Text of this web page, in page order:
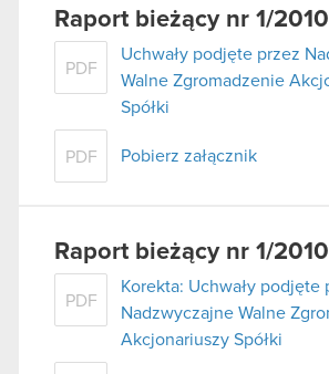
Raport bieżący nr 1/2010
PDF
Uchwały podjęte przez
Walne Zgromadzenie
Spółki
PDF Pobierz załącznik
Raport bieżący nr 1/
PDF
Korekta: Uchwały podjęte
Nadzwyczajne Walne
Akcjonariuszy Spółki